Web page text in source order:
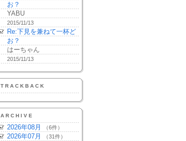
お？
YABU
2015/11/13
Re:下見を兼ねて一杯ど
お？
はーちゃん
2015/11/13
TRACKBACK
ARCHIVE
2026年08月 （6件）
2026年07月 （31件）